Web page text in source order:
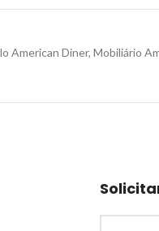
American Diner, Mobiliário